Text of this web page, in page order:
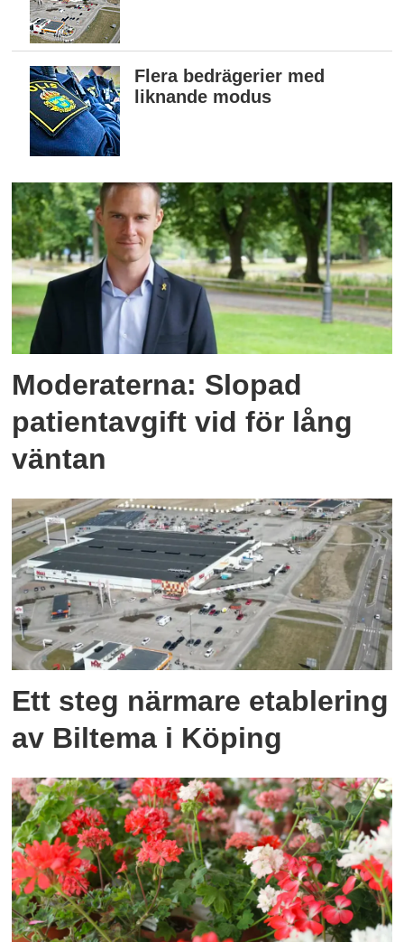
Flera bedrägerier med
liknande modus
Moderaterna: Slopad
patientavgift vid för lång
väntan
Ett steg närmare etablering
av Biltema i Köping